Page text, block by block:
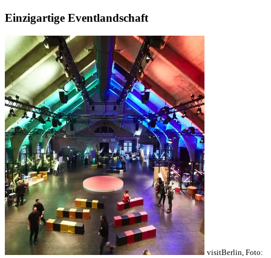
Einzigartige Eventlandschaft
visitBerlin, Foto: